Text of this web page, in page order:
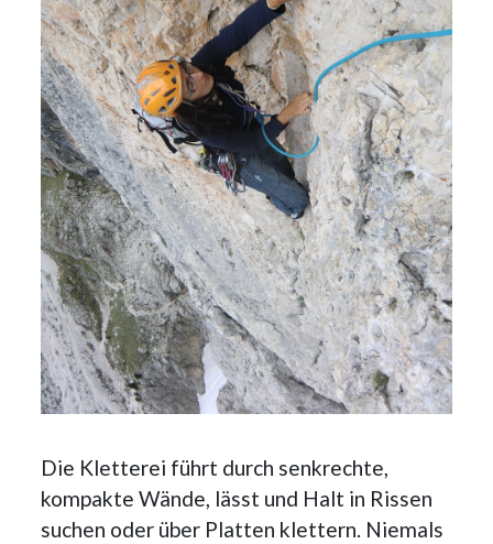
Die Kletterei führt durch senkrechte,
kompakte Wände, lässt und Halt in Rissen
suchen oder über Platten klettern. Niemals